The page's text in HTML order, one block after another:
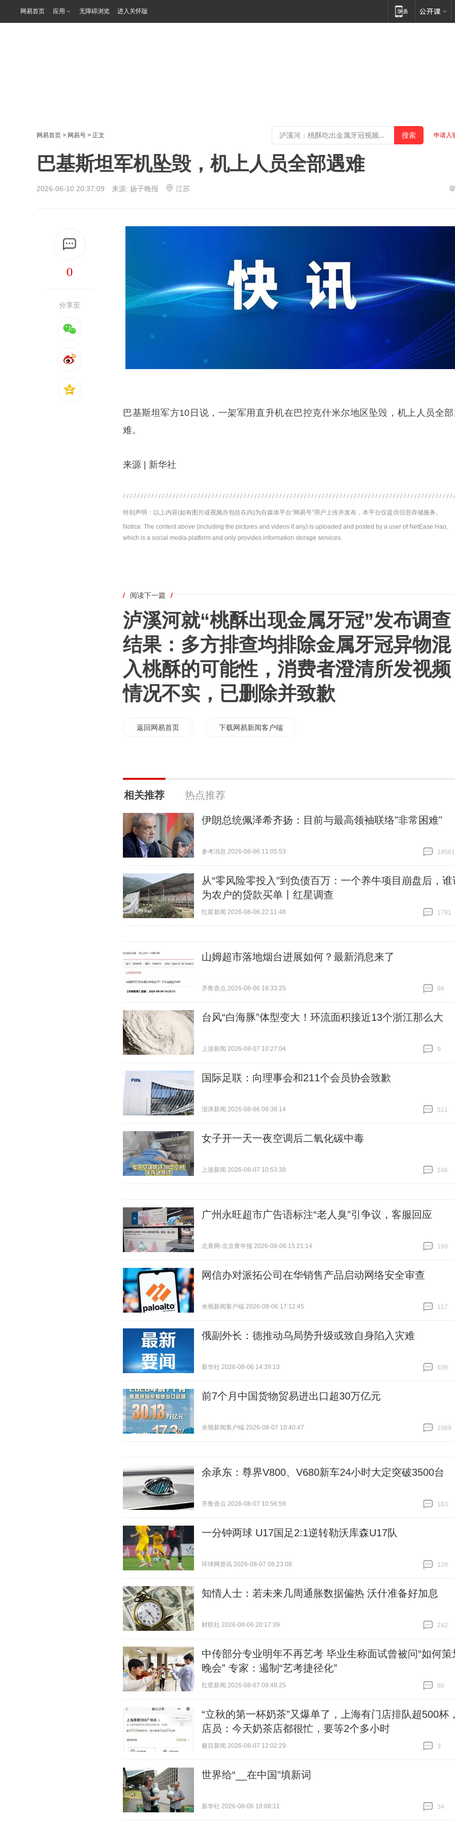
网易首页 应用 无障碍浏览 进入关怀版
网易首页 > 网易号 > 正文 申请入
巴基斯坦军机坠毁，机上人员全部遇难
2026-06-10 20:37:09 来源: 扬子晚报 江苏
0
分享至
巴基斯坦军方10日说，一架军用直升机在巴控克什米尔地区坠毁，机上人员全
难。
来源 | 新华社
特别声明：以上内容(如有图片或视频亦包括在内)为自媒体平台“网易号”用户上传并发布，本平台仅提供信息存储服务。
Notice: The content above (including the pictures and videos if any) is uploaded and posted by a user of NetEase Hao,
which is a social media platform and only provides information storage services.
/ 阅读下一篇 /
泸溪河就“桃酥出现金属牙冠”发布调查
结果：多方排查均排除金属牙冠异物混
入桃酥的可能性，消费者澄清所发视频
情况不实，已删除并致歉
返回网易首页 下载网易新闻客户端
相关推荐 热点推荐
伊朗总统佩泽希齐扬：目前与最高领袖联络"非常困难"
参考消息 2026-08-06 11:05:53
18561
从“零风险零投入”到负债百万：一个养牛项目崩盘后，谁
为农户的贷款买单丨红星调查
红星新闻 2026-08-06 22:11:48
1791
山姆超市落地烟台进展如何？最新消息来了
齐鲁壹点 2026-08-06 18:33:25
98
台风“白海豚”体型变大！环流面积接近13个浙江那么大
上游新闻 2026-08-07 10:27:04
9
国际足联：向理事会和211个会员协会致歉
澎湃新闻 2026-08-06 09:38:14
511
女子开一天一夜空调后二氧化碳中毒
上游新闻 2026-08-07 10:53:38
246
广州永旺超市广告语标注“老人臭”引争议，客服回应
北青网-北京青年报 2026-08-06 15:21:14
199
网信办对派拓公司在华销售产品启动网络安全审查
央视新闻客户端 2026-08-06 17:12:45
117
俄副外长：德推动乌局势升级或致自身陷入灾难
新华社 2026-08-06 14:39:13
639
前7个月中国货物贸易进出口超30万亿元
央视新闻客户端 2026-08-07 10:40:47
1069
余承东：尊界V800、V680新车24小时大定突破3500台
齐鲁壹点 2026-08-07 10:56:59
103
一分钟两球 U17国足2:1逆转勒沃库森U17队
环球网资讯 2026-08-07 08:23:08
128
知情人士：若未来几周通胀数据偏热 沃什准备好加息
财联社 2026-08-06 20:17:39
242
中传部分专业明年不再艺考 毕业生称面试曾被问“如何策
晚会” 专家：遏制“艺考捷径化”
红星新闻 2026-08-07 09:48:25
60
“立秋的第一杯奶茶”又爆单了，上海有门店排队超500杯
店员：今天奶茶店都很忙，要等2个多小时
极目新闻 2026-08-07 12:02:29
3
世界给“__在中国”填新词
新华社 2026-08-06 18:08:11
34